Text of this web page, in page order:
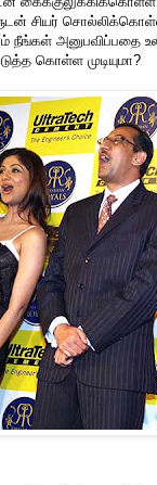
சியர்
நீங்கள் அனுபவிப்பதை
கொள்ள முடியுமா?